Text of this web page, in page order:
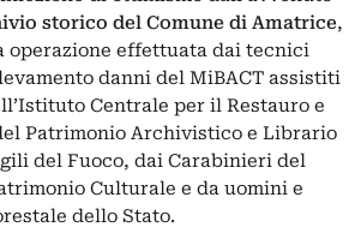
storico del Comune di Amatrice,
operazione effettuata dai tecnici
danni del MiBACT assistiti
Centrale per il Restauro e
Patrimonio Archivistico e Librario
del Fuoco, dai Carabinieri del
Culturale e da uomini e
dello Stato.